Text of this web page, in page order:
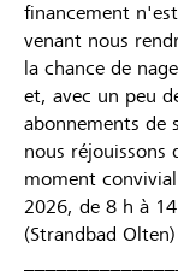
financement
venant nous
la chance de
et, avec un peu
abonnements de
nous réjouissons
moment
2026, de 8 h à
(Strandbad Olten)